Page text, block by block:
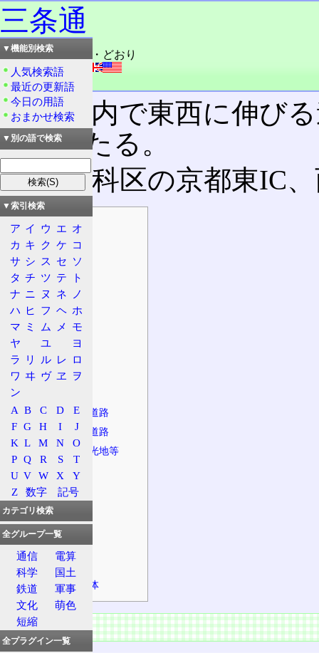
三条通
読み：さんじょう・どおり
外語：Sanjō dōri
品詞：固有名詞
京都市内で東西に伸び
路にあたる。
東は山科区の京都東IC
概要
起点・終点
設計諸元
規制等
法定路線名
東海道
商店街
特徴
接続する主な道路
併走する主な道路
沿道施設、観光地等
道の駅
主な橋
主なトンネル
主な峠
バス停留所
並行する鉄道
経由する自治体
概要
▼機能別検索
人気検索語
最近の更新語
今日の用語
おまかせ検索
▼別の語で検索
▼索引検索
ア イ ウ エ オ
カ キ ク ケ コ
サ シ ス セ ソ
タ チ ツ テ
ト
ナ ニ ヌ ネ
ノ
ハ ヒ フ ヘ ホ
マ ミ ム メ
モ
ヤ
ユ
ヨ
ラ
リ ル レ ロ
ワ ヰ ヴ ヱ
ヲ
ン
A B C D
E
F G H I
J
K L M N
O
P Q R S
T
U V W X
Y
Z
数字 記号
カテゴリ検索
全グループ一覧
通信
電算
科学
国土
鉄道
軍事
文化
萌色
短縮
全プラグイン一覧